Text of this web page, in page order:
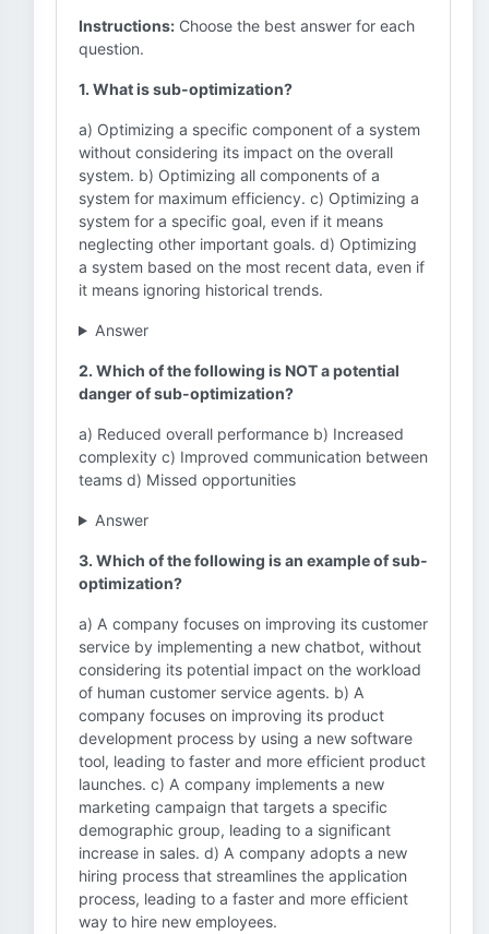
Instructions: Choose the best answer for each
question.
1. What is sub-optimization?
a) Optimizing a specific component of a system
without considering its impact on the overall
system. b) Optimizing all components of a
system for maximum efficiency. c) Optimizing a
system for a specific goal, even if it means
neglecting other important goals. d) Optimizing
a system based on the most recent data, even if
it means ignoring historical trends.
Answer
2. Which of the following is NOT a potential
danger of sub-optimization?
a) Reduced overall performance b) Increased
complexity c) Improved communication between
teams d) Missed opportunities
Answer
3. Which of the following is an example of sub-
optimization?
a) A company focuses on improving its customer
service by implementing a new chatbot, without
considering its potential impact on the workload
of human customer service agents. b) A
company focuses on improving its product
development process by using a new software
tool, leading to faster and more efficient product
launches. c) A company implements a new
marketing campaign that targets a specific
demographic group, leading to a significant
increase in sales. d) A company adopts a new
hiring process that streamlines the application
process, leading to a faster and more efficient
way to hire new employees.